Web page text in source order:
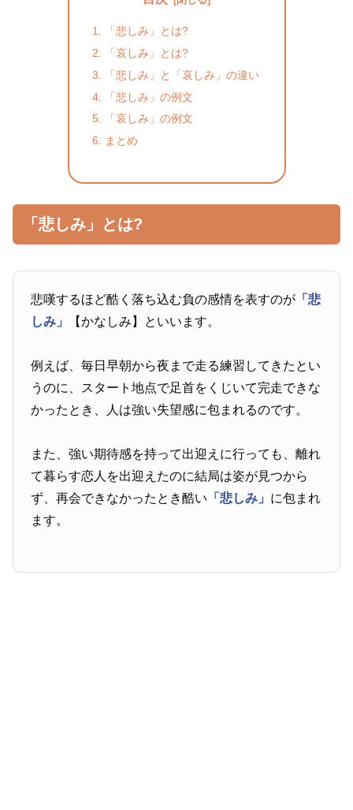
「悲しみ」とは?
「哀しみ」とは?
「悲しみ」と「哀しみ」の違い
「悲しみ」の例文
「哀しみ」の例文
まとめ
「悲しみ」とは?
悲嘆するほど酷く落ち込む負の感情を表すのが 「悲
しみ」
【かなしみ】といいます。
例えば、毎日早朝から夜まで走る練習してきたとい
うのに、スタート地点で足首をくじいて完走できな
かったとき、人は強い失望感に包まれるのです。
また、強い期待感を持って出迎えに行っても、離れ
て暮らす恋人を出迎えたのに結局は姿が見つから
ず、再会できなかったとき酷い 「悲しみ」 に包まれ
ます。